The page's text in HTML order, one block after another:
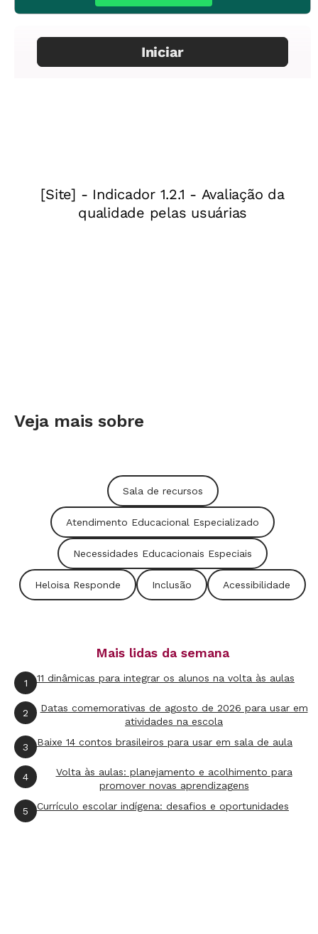
Veja mais sobre
Sala de recursos
Atendimento Educacional Especializado
Necessidades Educacionais Especiais
Heloisa Responde Inclusão Acessibilidade
Mais lidas da semana
1 11 dinâmicas para integrar os alunos na volta às aulas
2
Datas comemorativas de agosto de 2026 para usar em
atividades na escola
3 Baixe 14 contos brasileiros para usar em sala de aula
4
Volta às aulas: planejamento e acolhimento para
promover novas aprendizagens
5 Currículo escolar indígena: desafios e oportunidades